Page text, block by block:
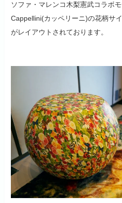
ソファ・マレンコ木梨憲武コラボ
Cappellini(カッペリーニ)の花柄サ
がレイアウトされております。